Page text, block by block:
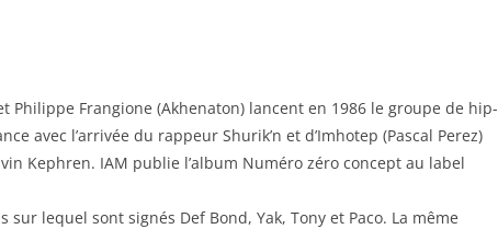
Philippe Frangione (Akhenaton) lancent en 1986 le groupe de hip-
avec l’arrivée du rappeur Shurik’n et d’Imhotep (Pascal Perez)
Kephren. IAM publie l’album Numéro zéro concept au label
sur lequel sont signés Def Bond, Yak, Tony et Paco. La même